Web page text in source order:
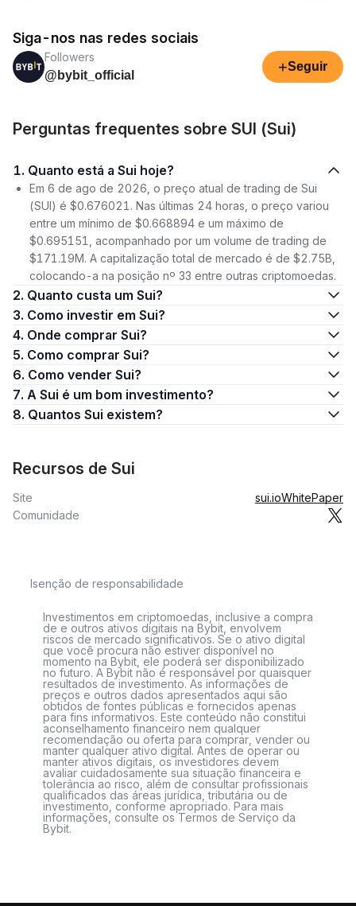
Siga-nos nas redes sociais
Followers
@bybit_official
+Seguir
Perguntas frequentes sobre SUI (Sui)
1. Quanto está a Sui hoje?
Em 6 de ago de 2026, o preço atual de trading de Sui
(SUI) é $0.676021. Nas últimas 24 horas, o preço variou
entre um mínimo de $0.668894 e um máximo de
$0.695151, acompanhado por um volume de trading de
$171.19M. A capitalização total de mercado é de $2.75B,
colocando-a na posição nº 33 entre outras criptomoedas.
2. Quanto custa um Sui?
3. Como investir em Sui?
4. Onde comprar Sui?
5. Como comprar Sui?
6. Como vender Sui?
7. A Sui é um bom investimento?
8. Quantos Sui existem?
Recursos de Sui
Site sui.ioWhitePaper
Comunidade
Isenção de responsabilidade
Investimentos em criptomoedas, inclusive a compra
de e outros ativos digitais na Bybit, envolvem
riscos de mercado significativos. Se o ativo digital
que você procura não estiver disponível no
momento na Bybit, ele poderá ser disponibilizado
no futuro. A Bybit não é responsável por quaisquer
resultados de investimento. As informações de
preços e outros dados apresentados aqui são
obtidos de fontes públicas e fornecidos apenas
para fins informativos. Este conteúdo não constitui
aconselhamento financeiro nem qualquer
recomendação ou oferta para comprar, vender ou
manter qualquer ativo digital. Antes de operar ou
manter ativos digitais, os investidores devem
avaliar cuidadosamente sua situação financeira e
tolerância ao risco, além de consultar profissionais
qualificados das áreas jurídica, tributária ou de
investimento, conforme apropriado. Para mais
informações, consulte os Termos de Serviço da
Bybit.